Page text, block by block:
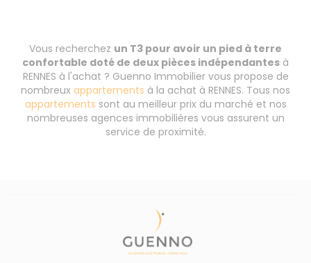
Vous recherchez un T3 pour avoir un pied à terre
confortable doté de deux pièces indépendantes à
RENNES à l'achat ? Guenno Immobilier vous propose de
nombreux appartements à la achat à RENNES. Tous nos
appartements sont au meilleur prix du marché et nos
nombreuses agences immobilières vous assurent un
service de proximité.